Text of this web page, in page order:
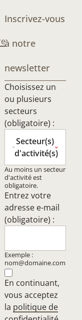
Inscrivez-vous
à notre
newsletter
Choisissez un
ou plusieurs
secteurs
(obligatoire) :
Secteur(s)
d'activité(s)
Au moins un secteur
d'activité est
obligatoire.
Entrez votre
adresse e-mail
(obligatoire) :
Exemple :
nom@domaine.com
En continuant,
vous acceptez
la politique de